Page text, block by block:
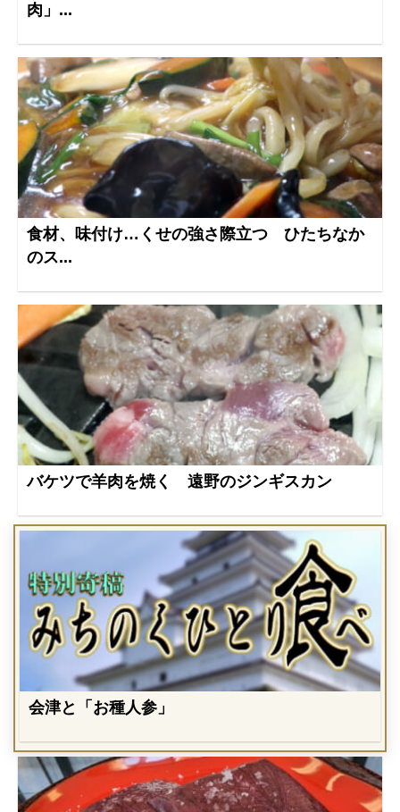
肉」...
食材、味付け…くせの強さ際立つ ひたちなか
のス...
バケツで羊肉を焼く 遠野のジンギスカン
会津と「お種人参」